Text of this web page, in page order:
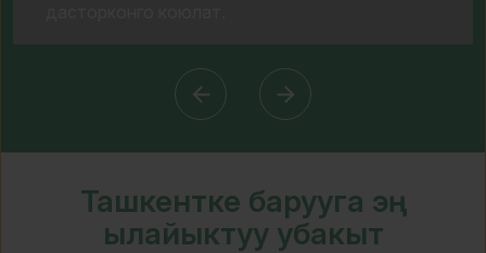
Ташкентке барууга эң
ылайыктуу убакыт